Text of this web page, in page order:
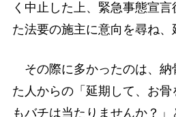
く中止した上、緊急事態宣
た法要の施主に意向を尋ね、
その際に多かったのは、納
た人からの「延期して、お
もバチは当たりませんか？」